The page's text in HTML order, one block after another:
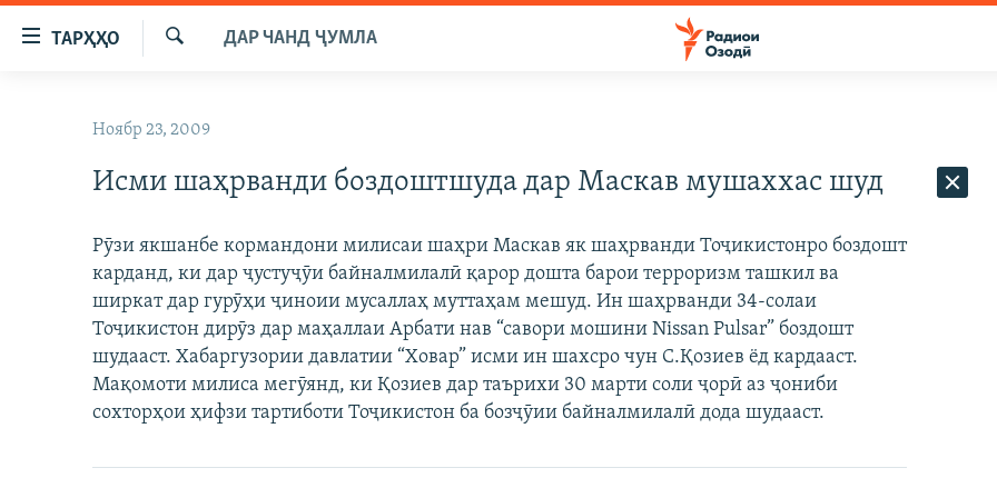
Пайвандҳои
дастрасӣ
ТАРҲҲО
ИҚТИСОД
ҚАЗИЯИ "КРОКУС"
ОСИЁИ МАРКАЗӢ
МЕҲМОНИ ОЗОДӢ
ВАРЗИШ
ГАПИ ОЗОД
РӮЗГОРИ МУҲОҶИР
ТАҲҚИҚОТ
ҶАНГ ДАР УКРАИНА
НАЗАРИ МАРДУМ
БЛОГИСТОН
ОЗОДӢ ОНЛАЙН
ЧАНДРАСОНАӢ
РӮЙХАТҲО
ДАР ЧАНД ҶУМЛА
Ноябр 23, 2009
Исми шаҳрванди боздоштшуда дар Маскав мушаххас шуд
Рӯзи якшанбе кормандони милисаи шаҳри Маскав як шаҳрванди Тоҷикистонро боздошт
карданд, ки дар ҷустуҷӯи байналмилалӣ қарор дошта барои терроризм ташкил ва
ширкат дар гурӯҳи ҷиноии мусаллаҳ муттаҳам мешуд. Ин шаҳрванди 34-солаи
Тоҷикистон дирӯз дар маҳаллаи Арбати нав “савори мошини Nissan Pulsar” боздошт
шудааст. Хабаргузории давлатии “Ховар” исми ин шахсро чун С.Қозиев ёд кардааст.
Мақомоти милиса мегӯянд, ки Қозиев дар таърихи 30 марти соли ҷорӣ аз ҷониби
сохторҳои ҳифзи тартиботи Тоҷикистон ба бозҷӯии байналмилалӣ дода шудааст.